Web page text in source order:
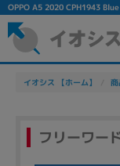
OPPO A5 2020 CPH1943
イオシス 【ホーム】
フリーワー